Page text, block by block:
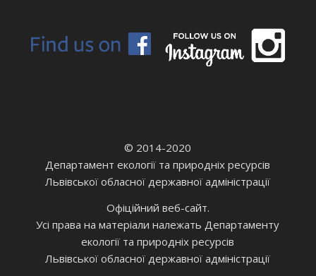
© 2014-2020
Департамент екології та природніх ресурсів
Львівської обласної державної адміністрації
Офіційний веб-сайт.
Усі права на матеріали належать Департаменту
екології та природніх ресурсів
Львівської обласної державної адміністрації